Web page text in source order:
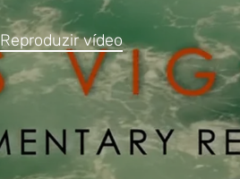
Reproduzir vídeo